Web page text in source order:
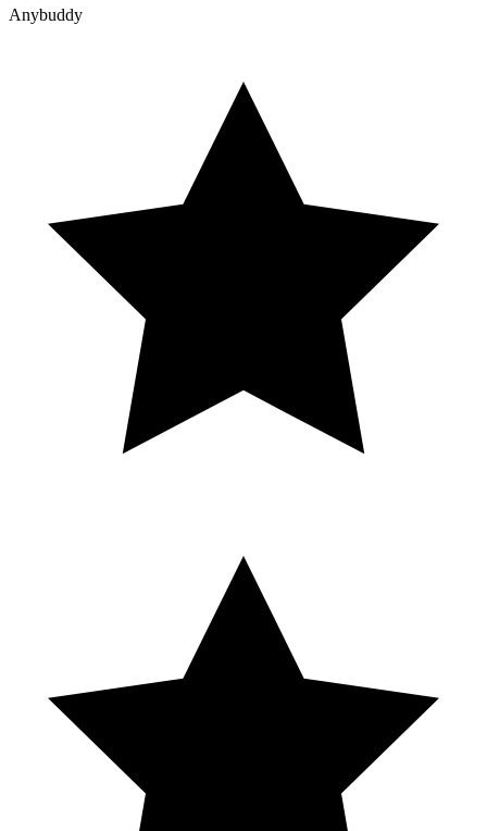
Anybuddy